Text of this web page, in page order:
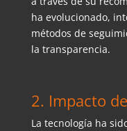
ha evolucionado,
métodos de
la transparencia.
2. Impacto
La tecnología ha